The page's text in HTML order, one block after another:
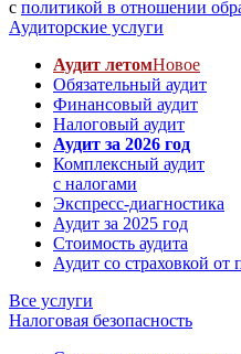
с политикой в отношении
Аудиторские услуги
Аудит летомНовое
Обязательный аудит
Финансовый аудит
Налоговый аудит
Аудит за 2026 год
Комплексный аудит
с налогами
Экспресс-диагностика
Аудит за 2025 год
Стоимость аудита
Аудит со страховкой
Все услуги
Налоговая безопасность